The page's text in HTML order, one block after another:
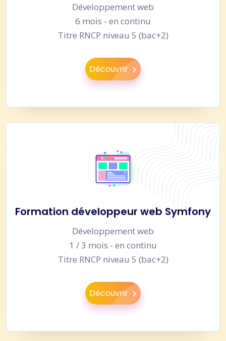
Développement web
6 mois - en continu
Titre RNCP niveau 5 (bac+2)
Découvrir
Formation développeur web Symfony
Développement web
1 / 3 mois - en continu
Titre RNCP niveau 5 (bac+2)
Découvrir